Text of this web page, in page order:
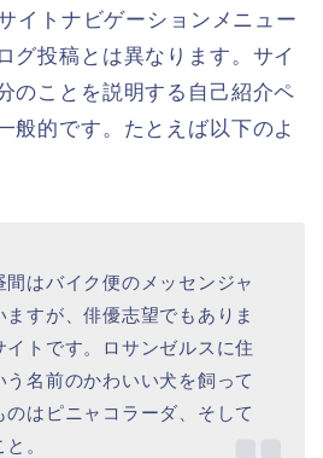
イトナビゲーションメニュー
グ投稿とは異なります。サイ
のことを説明する自己紹介ペ
般的です。たとえば以下のよ
間はバイク便のメッセンジャ
すが、俳優志望でもありま
イトです。ロサンゼルスに住
名前のかわいい犬を飼って
のはピニャコラーダ、そして
。